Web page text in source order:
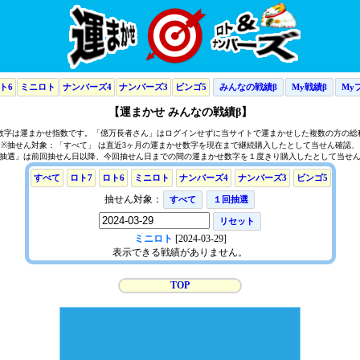
6 ミニロト ナンバーズ4 ナンバーズ3 ビンゴ5 みんなの戦績β My戦績β My
【運まかせ みんなの戦績β】
は運まかせ指数です。「億万長者さん」はログインせずに当サイトで運まかせした複数の方の総
※抽せん対象：「すべて」 は直近3ヶ月の運まかせ数字を現在まで継続購入したとして当せん確認、
抽選」は前回抽せん日以降、今回抽せん日までの間の運まかせ数字を１度きり購入したとして当せん
すべて ロト7 ロト6 ミニロト ナンバーズ4 ナンバーズ3 ビンゴ5
抽せん対象： すべて １回抽選
リセット
ミニロト [2024-03-29]
表示できる戦績がありません。
TOP